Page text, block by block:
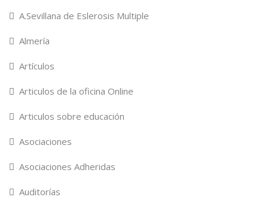
A.Sevillana de Eslerosis Multiple
Almería
Artículos
Articulos de la oficina Online
Articulos sobre educación
Asociaciones
Asociaciones Adheridas
Auditorías